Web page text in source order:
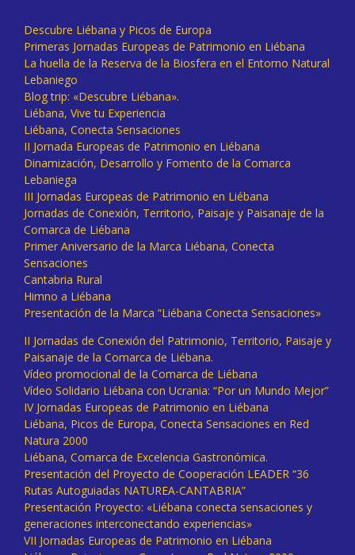
Descubre Liébana y Picos de Europa
Primeras Jornadas Europeas de Patrimonio en Liébana
La huella de la Reserva de la Biosfera en el Entorno Natural
Lebaniego
Blog trip: «Descubre Liébana».
Liébana, Vive tu Experiencia
Liébana, Conecta Sensaciones
II Jornada Europeas de Patrimonio en Liébana
Dinamización, Desarrollo y Fomento de la Comarca
Lebaniega
III Jornadas Europeas de Patrimonio en Liébana
Jornadas de Conexión, Territorio, Paisaje y Paisanaje de la
Comarca de Liébana
Primer Aniversario de la Marca Liébana, Conecta
Sensaciones
Cantabria Rural
Himno a Liébana
Presentación de la Marca “Liébana Conecta Sensaciones»
II Jornadas de Conexión del Patrimonio, Territorio, Paisaje y
Paisanaje de la Comarca de Liébana.
Vídeo promocional de la Comarca de Liébana
Vídeo Solidario Liébana con Ucrania: “Por un Mundo Mejor”
IV Jornadas Europeas de Patrimonio en Liébana
Liébana, Picos de Europa, Conecta Sensaciones en Red
Natura 2000
Liébana, Comarca de Excelencia Gastronómica.
Presentación del Proyecto de Cooperación LEADER “36
Rutas Autoguiadas NATUREA-CANTABRIA”
Presentación Proyecto: «Liébana conecta sensaciones y
generaciones interconectando experiencias»
VII Jornadas Europeas de Patrimonio en Liébana